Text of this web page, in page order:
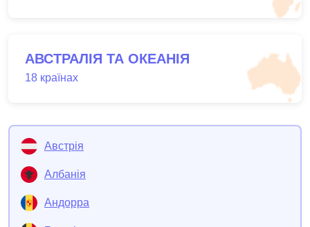
АВСТРАЛІЯ ТА ОКЕАНІЯ
18 країнах
Австрія
Албанія
Андорра